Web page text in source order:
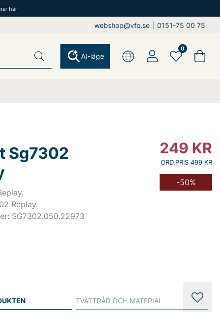
här
webshop@vfo.se 0151-75 00 75
AI-läge
0
Sg7302
Replay.
SG7302.050.22973
249 KR
ORD.PRIS 499 KR
-50%
TVÄTTRÅD OCH MATERIAL